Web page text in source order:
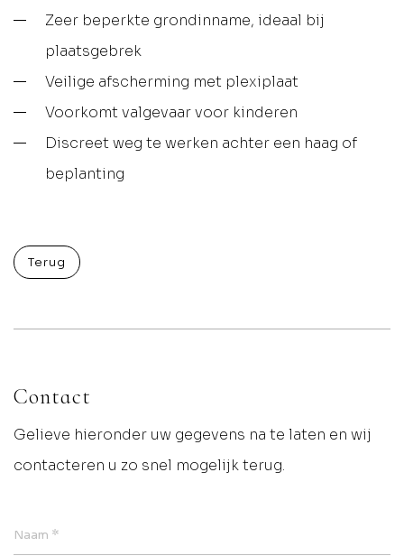
Zeer beperkte grondinname, ideaal bij
plaatsgebrek
Veilige afscherming met plexiplaat
Voorkomt valgevaar voor kinderen
Discreet weg te werken achter een haag of
beplanting
Terug
Contact
Gelieve hieronder uw gegevens na te laten en wij
contacteren u zo snel mogelijk terug.
Naam *